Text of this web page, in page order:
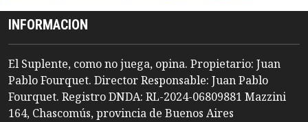
INFORMACION
El Suplente, como no juega, opina. Propietario: Juan
Pablo Fourquet. Director Responsable: Juan Pablo
Fourquet. Registro DNDA: RL-2024-06809881 Mazzini
164, Chascomús, provincia de Buenos Aires